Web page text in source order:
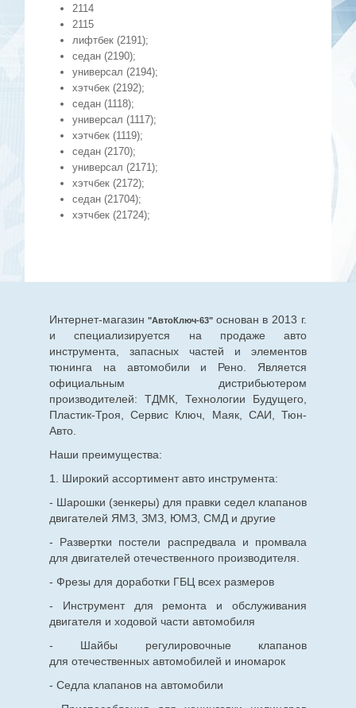
2114
2115
лифтбек (2191);
седан (2190);
универсал (2194);
хэтчбек (2192);
седан (1118);
универсал (1117);
хэтчбек (1119);
седан (2170);
универсал (2171);
хэтчбек (2172);
седан (21704);
хэтчбек (21724);
Интернет-магазин "АвтоКлюч-63" основан в 2013 г.
и специализируется на продаже авто
инструмента, запасных частей и элементов
тюнинга на автомобили и Рено. Является
официальным дистрибьютером
производителей: ТДМК, Технологии Будущего,
Пластик-Троя, Сервис Ключ, Маяк, САИ, Тюн-
Авто.
Наши преимущества:
1. Широкий ассортимент авто инструмента:
- Шарошки (зенкеры) для правки седел клапанов
двигателей ЯМЗ, ЗМЗ, ЮМЗ, СМД и другие
- Развертки постели распредвала и промвала
для двигателей отечественного производителя.
- Фрезы для доработки ГБЦ всех размеров
- Инструмент для ремонта и обслуживания
двигателя и ходовой части автомобиля
- Шайбы регулировочные клапанов
для отечественныхавтомобилей и иномарок
- Седла клапанов на автомобили